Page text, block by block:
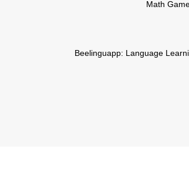
Math
Beelinguapp: Language